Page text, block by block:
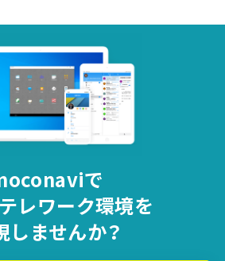
で
テレワーク環境を
しませんか？